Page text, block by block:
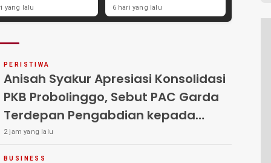
Keuangan
yang lalu
Strategi Kemandirian
Ekonomi di Pondok
6 hari yang lalu
PERISTIWA
Anisah Syakur Apresiasi Konsolidasi
PKB Probolinggo, Sebut PAC Garda
Terdepan Pengabdian kepada
Rakyat
2 jam yang lalu
BUSINESS